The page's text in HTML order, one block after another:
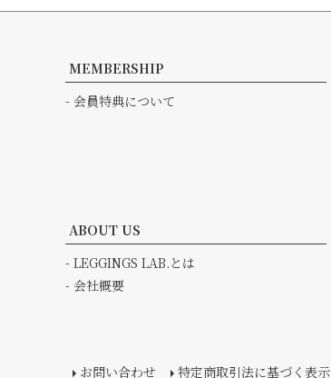
MEMBERSHIP
- 会員特典について
ABOUT US
- LEGGINGS LAB.とは
- 会社概要
お問い合わせ 特定商取引法に基づく表示